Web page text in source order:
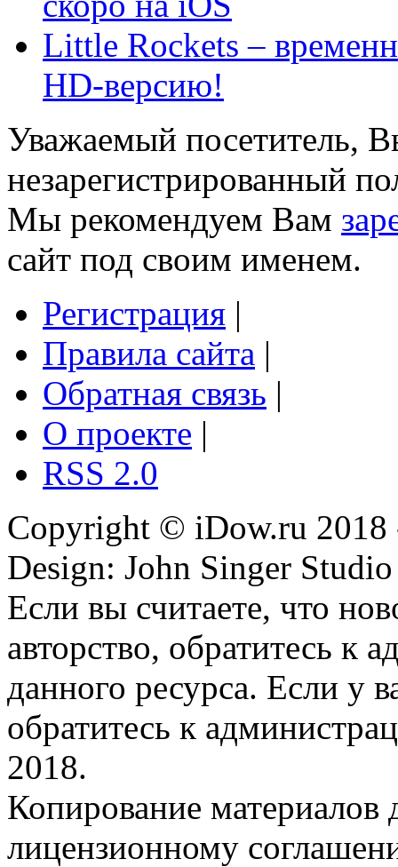
Little Rockets –
HD-версию!
Уважаемый посетитель,
незарегистрированный
Мы рекомендуем Вам
сайт под своим именем.
Регистрация |
Правила сайта |
Обратная связь |
О проекте |
RSS 2.0
Copyright © iDow.ru 2018
Design: John Singer Studio
Если вы считаете, что
авторство, обратитесь к
данного ресурса. Если у
обратитесь к
2018.
Копирование материалов
лицензионному